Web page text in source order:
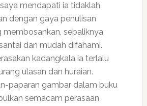
mendapati ia tidaklah
dengan gaya penulisan
membosankan, sebaliknya
dan mudah difahami.
kadangkala ia terlalu
ulasan dan huraian.
paparan gambar dalam buku
semacam perasaan